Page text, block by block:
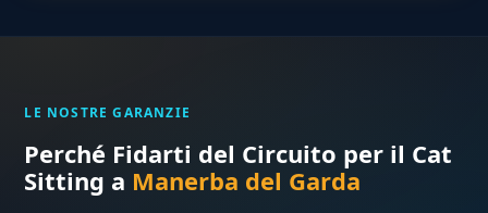
LE NOSTRE GARANZIE
Perché Fidarti del Circuito per il Cat
Sitting a Manerba del Garda